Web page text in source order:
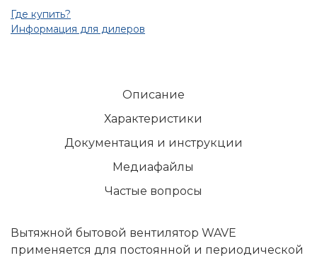
Где купить?
Информация для дилеров
Описание
Характеристики
Документация и инструкции
Медиафайлы
Частые вопросы
Вытяжной бытовой вентилятор WAVE
применяется для постоянной и периодической